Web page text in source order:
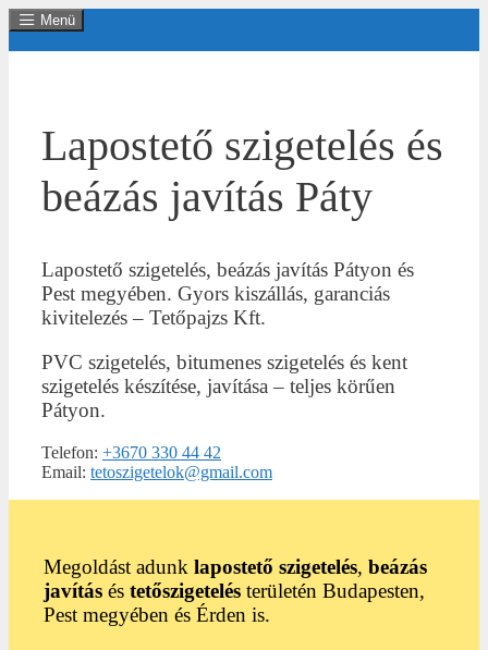
Kilépés
a
tartalomba
Menü
Lapostető szigetelés és
beázás javítás Páty
Lapostető szigetelés, beázás javítás Pátyon és
Pest megyében. Gyors kiszállás, garanciás
kivitelezés – Tetőpajzs Kft.
PVC szigetelés, bitumenes szigetelés és kent
szigetelés készítése, javítása – teljes körűen
Pátyon.
Telefon: +3670 330 44 42
Email: tetoszigetelok@gmail.com
Megoldást adunk lapostető szigetelés, beázás
javítás és tetőszigetelés területén Budapesten,
Pest megyében és Érden is.